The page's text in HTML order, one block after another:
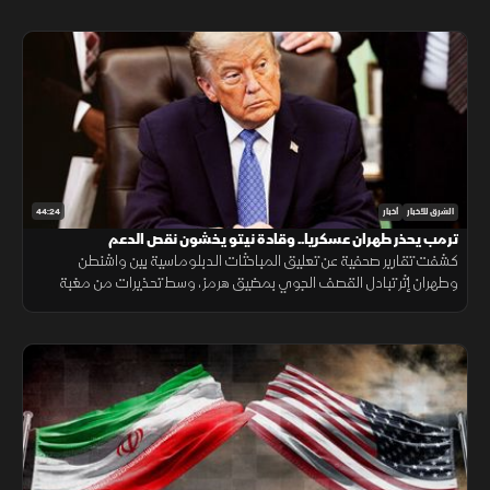
44:24 الشرق للأخبار أخبار
ترمب يحذر طهران عسكريا.. وقادة نيتو يخشون نقص الدعم
كشفت تقارير صحفية عن تعليق المباحثات الدبلوماسية بين واشنطن
وطهران إثر تبادل القصف الجوي بمضيق هرمز، وسط تحذيرات من مغبة